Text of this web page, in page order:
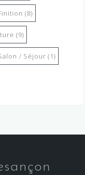
(8)
(9)
/ Séjour (1)